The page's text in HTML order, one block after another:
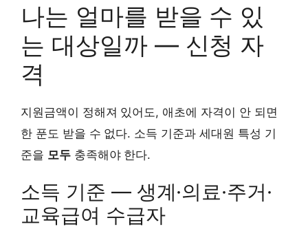
나는 얼마를 받을 수 있
는 대상일까 — 신청 자
격
지원금액이 정해져 있어도, 애초에 자격이 안 되면
한 푼도 받을 수 없다. 소득 기준과 세대원 특성 기
준을 모두충족해야 한다.
소득 기준 — 생계·의료·주거·
교육급여 수급자